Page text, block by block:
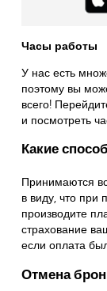
Часы работы
У нас есть
поэтому вы
всего!
и посмотреть
Какие
Принимаются
в виду, что
производите
страхование
если оплата
Отмена